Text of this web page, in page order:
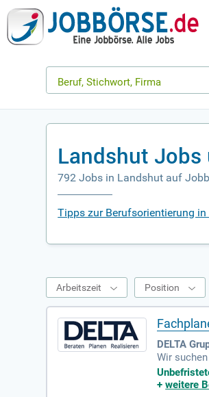
Landshut
792 Jobs in Landshut auf
Tipps zur Berufsorientierung
Arbeitszeit Position
DELTA
Wir
ser
Planung
+weitere